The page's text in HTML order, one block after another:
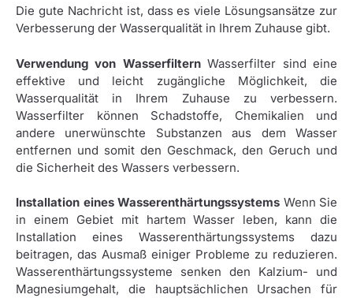
Die gute Nachricht ist, dass es viele Lösungsansätze zur
Verbesserung der Wasserqualität in Ihrem Zuhause gibt.
Verwendung von WasserfilternWasserfilter sind eine
effektive und leicht zugängliche Möglichkeit, die
Wasserqualität in Ihrem Zuhause zu verbessern.
Wasserfilter können Schadstoffe, Chemikalien und
andere unerwünschte Substanzen aus dem Wasser
entfernen und somit den Geschmack, den Geruch und
die Sicherheit des Wassers verbessern.
Installation eines Wasserenthärtungssystems Wenn Sie
in einem Gebiet mit hartem Wasser leben, kann die
Installation eines Wasserenthärtungssystems dazu
beitragen, das Ausmaß einiger Probleme zu reduzieren.
Wasserenthärtungssysteme senken den Kalzium- und
Magnesiumgehalt, die hauptsächlichen Ursachen für